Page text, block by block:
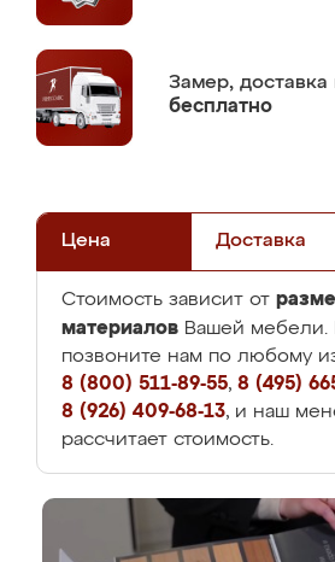
Замер,
бесплатно
Цена Доставка
Стоимость зависит от
материалов Вашей мебели.
позвоните нам по любому
8 (800) 511-89-55, 8 (495)
8 (926) 409-68-13, и наш
рассчитает стоимость.